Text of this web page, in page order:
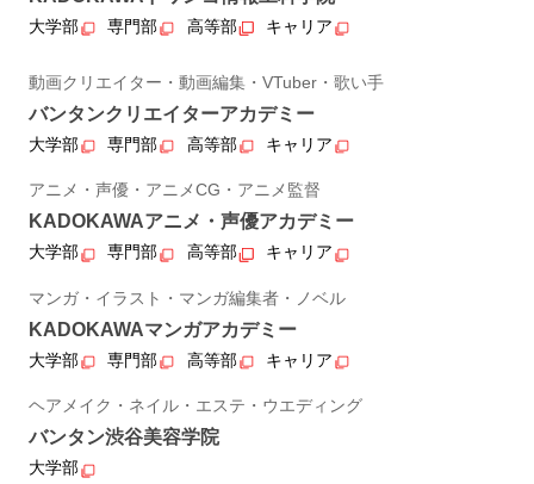
大学部 専門部 高等部 キャリア
動画クリエイター・動画編集・VTuber・歌い手
バンタンクリエイターアカデミー
大学部 専門部 高等部 キャリア
アニメ・声優・アニメCG・アニメ監督
KADOKAWAアニメ・声優アカデミー
大学部 専門部 高等部 キャリア
マンガ・イラスト・マンガ編集者・ノベル
KADOKAWAマンガアカデミー
大学部 専門部 高等部 キャリア
ヘアメイク・ネイル・エステ・ウエディング
バンタン渋谷美容学院
大学部